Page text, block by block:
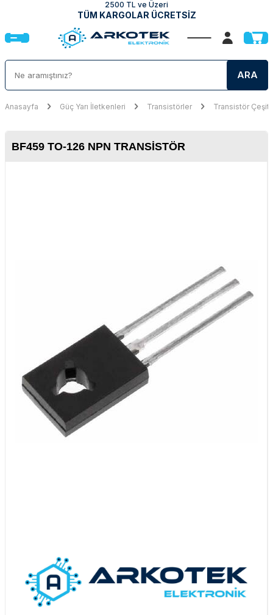
2500 TL ve Üzeri
TÜM KARGOLAR ÜCRETSİZ
ARA
Anasayfa Güç Yarı İletkenleri Transistörler Transistör
BF459 TO-126 NPN TRANSISTÖR